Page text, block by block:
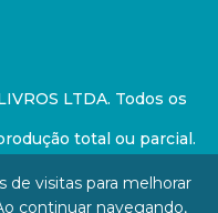
LTDA. Todos os
total ou parcial.
sem aviso prévio.
de visitas para melhorar
continuar navegando,